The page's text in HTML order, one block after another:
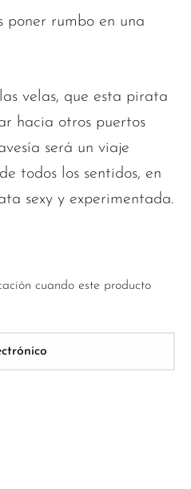
poner rumbo en una
velas, que esta pirata
hacia otros puertos
será un viaje
todos los sentidos, en
sexy y experimentada.
cuando este producto